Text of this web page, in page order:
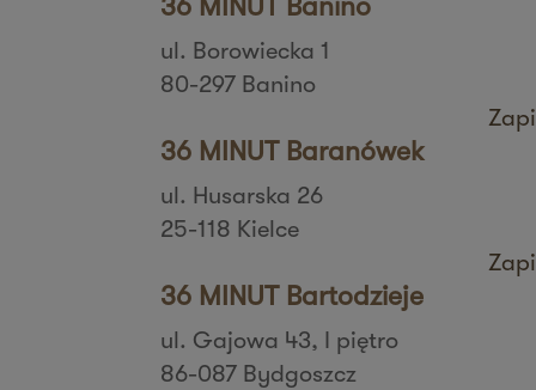
36 MINUT Banino
ul. Borowiecka 1
80-297 Banino
36 MINUT Baranówek
ul. Husarska 26
25-118 Kielce
36 MINUT Bartodzieje
ul. Gajowa 43, I piętro
86-087 Bydgoszcz